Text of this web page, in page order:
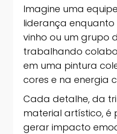
Imagine uma
liderança
vinho ou um grupo
trabalhando
em uma pintura
cores e na energia
Cada detalhe, da
material artístico, é
gerar impacto